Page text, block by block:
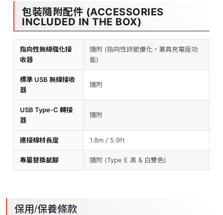
包裝隨附配件 (ACCESSORIES
INCLUDED IN THE BOX)
指向性無線強化接
收器
隨附 (指向性訊號優化，兼具充電座功
能)
標準 USB 無線接收
器
隨附
USB Type-C 轉接
器
隨附
連接線材長度 1.8m / 5.9ft
專屬替換鼠腳 隨附 (Type E 黑 & 白雙色)
保用/保養條款